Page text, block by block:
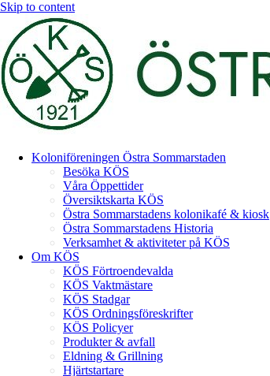
Skip to content
Koloniföreningen Östra Sommarstaden
Besöka KÖS
Våra Öppettider
Översiktskarta KÖS
Östra Sommarstadens kolonikafé & kiosk
Östra Sommarstadens Historia
Verksamhet & aktiviteter på KÖS
Om KÖS
KÖS Förtroendevalda
KÖS Vaktmästare
KÖS Stadgar
KÖS Ordningsföreskrifter
KÖS Policyer
Produkter & avfall
Eldning & Grillning
Hjärtstartare